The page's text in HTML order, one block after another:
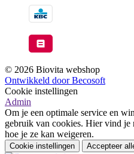
© 2026 Biovita webshop
Ontwikkeld door Becosoft
Cookie instellingen
Admin
Om je een optimale service en
gebruik van cookies. Hier vind je
hoe je ze kan weigeren.
Cookie instellingen Accepteer